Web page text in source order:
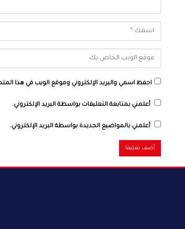
احفظ اسمي والبريد الإلكتروني وموقع الويب في هذا
أعلمني بمتابعة التعليقات بواسطة البريد الإلكتروني.
أعلمني بالمواضيع الجديدة بواسطة البريد الإلكتروني.